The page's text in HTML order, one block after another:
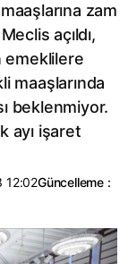
zam
açıldı,
emeklilere
maaşlarında
beklenmiyor.
ayı işaret
12:02Güncelleme :